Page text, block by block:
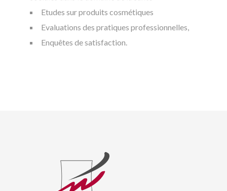
Etudes sur produits cosmétiques
Evaluations des pratiques professionnelles,
Enquêtes de satisfaction.